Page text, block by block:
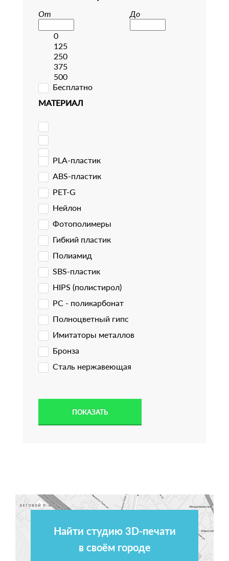
От
До
0
125
250
375
500
Бесплатно
МАТЕРИАЛ
PLA-пластик
ABS-пластик
PET-G
Нейлон
Фотополимеры
Гибкий пластик
Полиамид
SBS-пластик
HIPS (полистирол)
PC - поликарбонат
Полноцветный гипс
Имитаторы металлов
Бронза
Сталь нержавеющая
Найти студию 3D-печати
в своём городе